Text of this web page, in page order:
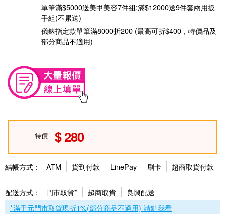
單筆滿$5000送美甲美容7件組;滿$12000送9件套兩用扳
手組(不累送)
儀錶指定款單筆滿8000折200 (最高可折$400，特價品及
部分商品不適用)
特價 280
結帳方式： ATM 貨到付款 LinePay 刷卡 超商取貨付款
配送方式： 門市取貨* 超商取貨
良興配送
*滿千元門市取貨現折1%(部分商品不適用)-請點我看